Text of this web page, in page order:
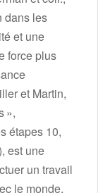
dans les
et une
force plus
et Martin,
»,
étapes 10,
est une
un travail
le monde,